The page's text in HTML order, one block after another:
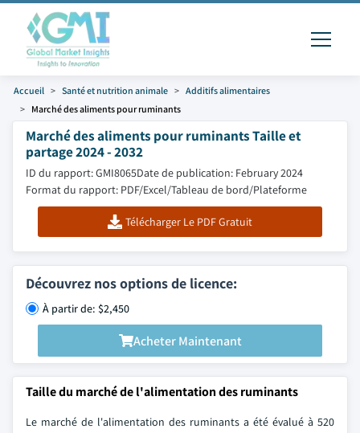
Accueil Santé et nutrition animale
Additifs alimentaires
Marché des aliments pour ruminants
Marché des aliments pour ruminants Taille et
partage 2024 - 2032
ID du rapport: GMI8065Date de publication: February 2024
Format du rapport: PDF/Excel/Tableau de bord/Plateforme
Télécharger Le PDF Gratuit
Découvrez nos options de licence:
À partir de: $2,450
Acheter Maintenant
Taille du marché de l'alimentation des ruminants
Le marché de l'alimentation des ruminants a été évalué à 520